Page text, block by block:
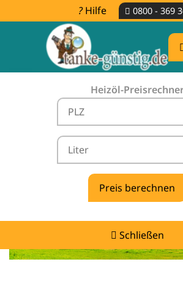
Hilfe 0800 - 369
Heizöl-
Schließen
Heizölpreise Grünewald -
vergleichen & günstig tanken